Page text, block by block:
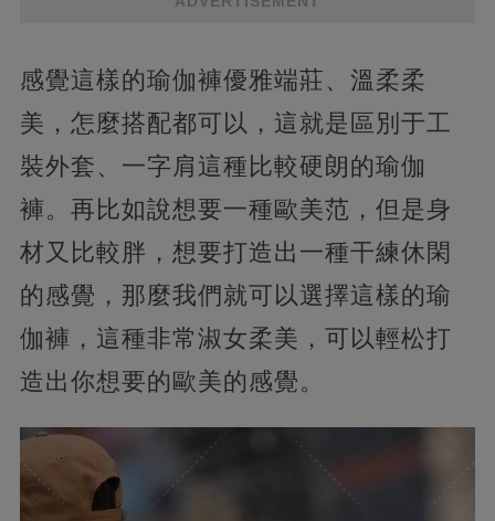
感覺這樣的瑜伽褲優雅端莊、溫柔柔
美，怎麼搭配都可以，這就是區別于工
裝外套、一字肩這種比較硬朗的瑜伽
褲。再比如說想要一種歐美范，但是身
材又比較胖，想要打造出一種干練休閑
的感覺，那麼我們就可以選擇這樣的瑜
伽褲，這種非常淑女柔美，可以輕松打
造出你想要的歐美的感覺。